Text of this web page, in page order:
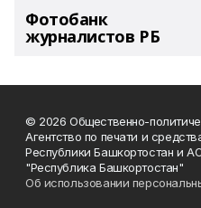
Фотобанк
журналистов РБ
© 2026 Общественно-
Агентство по печати и
Республики Башкортостан и
"Республика Башкортостан"
Об использовании